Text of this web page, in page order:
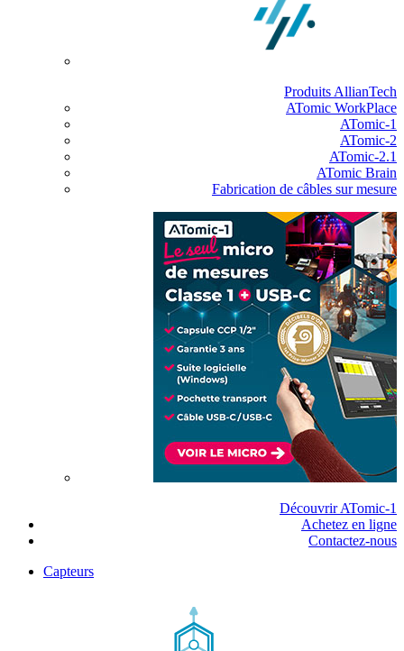
Produits AllianTech
ATomic WorkPlace
ATomic-1
ATomic-2
ATomic-2.1
ATomic Brain
Fabrication de câbles sur mesure
Découvrir ATomic-1
Achetez en ligne
Contactez-nous
Capteurs